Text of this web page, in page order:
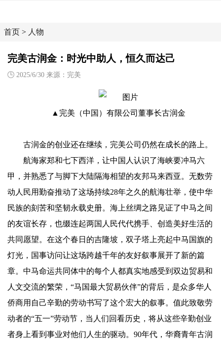
首页 > 人物
完美古润金：时光中助人，恒久而达己
2025/6/30 来源：完美
▲完美（中国）有限公司董事长古润金
古润金的创业还在继续，完美公司仍然在成长的路上。
航海家郑和七下西洋，让中国人认识了海峡要冲马六
甲，并熟悉了与脚下大陆隔海相望的友邦马来西亚。无数劳
动人民用勤奋推动了这场持续28年之久的航海壮举，使中华
民族的刻苦和坚韧永载史册。海上丝绸之路见证了中马之间
的友谊长存，也缀连起两国人民代代携手、创造美好生活的
共同愿望。在这个春日的吉隆坡，双子塔上亮起中马国旗的
灯光，国事访问让这场跨越千年的友好叙事展开了新的篇
章。中马命运共同体中的每个人都真实地感受到双边贸易和
人文交流的繁荣，“马国最大贸易伙伴”的背后，是众多华人
侨商用自己辛勤的劳动书写了这个宏大的叙事。值此致敬劳
动者的“五一”劳动节，当人们回看历史，将从这些辛勤创业
者身上看到事业对他们人生的驱动。90年代，华裔青年古润